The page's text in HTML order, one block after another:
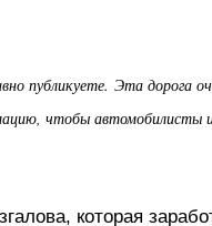
публикуете. Эта дорога
чтобы автомобилисты
которая